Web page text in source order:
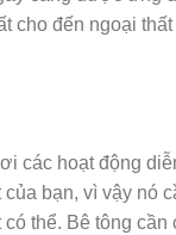
cho đến ngoại
các hoạt động
của bạn, vì vậy nó
có thể. Bê tông